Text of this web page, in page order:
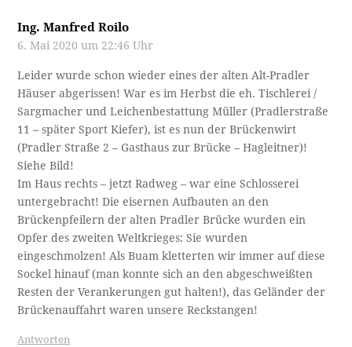
Ing. Manfred Roilo
6. Mai 2020 um 22:46 Uhr
Leider wurde schon wieder eines der alten Alt-Pradler
Häuser abgerissen! War es im Herbst die eh. Tischlerei /
Sargmacher und Leichenbestattung Müller (Pradlerstraße
11 – später Sport Kiefer), ist es nun der Brückenwirt
(Pradler Straße 2 – Gasthaus zur Brücke – Hagleitner)!
Siehe Bild!
Im Haus rechts – jetzt Radweg – war eine Schlosserei
untergebracht! Die eisernen Aufbauten an den
Brückenpfeilern der alten Pradler Brücke wurden ein
Opfer des zweiten Weltkrieges: Sie wurden
eingeschmolzen! Als Buam kletterten wir immer auf diese
Sockel hinauf (man konnte sich an den abgeschweißten
Resten der Verankerungen gut halten!), das Geländer der
Brückenauffahrt waren unsere Reckstangen!
Antworten